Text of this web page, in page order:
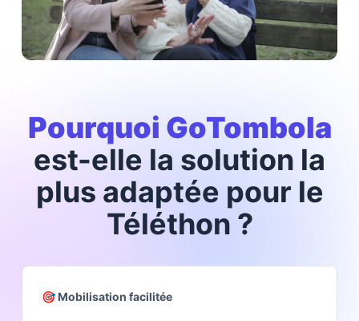
Pourquoi GoTombola
est-elle la solution la
plus adaptée pour le
Téléthon ?
🎯 Mobilisation facilitée